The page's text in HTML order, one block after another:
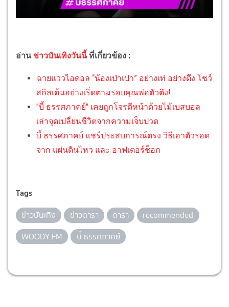
อ่านข่าวบันเทิงวันนี้ ที่เกี่ยวข้อง :
ฉายแววไอดอล “น้องเป่าเปา” อย่างเท่ อย่างตึง โชว์
สกิลเต้นอย่างเริ่ดตามรอยคุณพ่อตัวตึง!
"บี้ ธรรศภาคย์" เคยถูกโจรตีหน้าด้วยไม้เบสบอล
เล่าจุดเปลี่ยนชีวิตจากความเจ็บปวด
บี้ ธรรศภาคย์ แชร์ประสบการณ์ตรง วิธีเอาตัวรอด
จาก แผ่นดินไหว และ อาฟเตอร์ช็อก
Tags
ข่าวบันเทิง ข่าวดารา ดารา
recommended
WOODY FM
บี้ ธรรศภาคย์